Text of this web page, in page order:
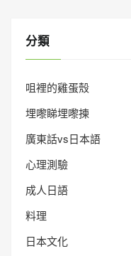
分類
咀裡的雞蛋殼
埋嚟睇埋嚟揀
廣東話vs日本語
心理測驗
成人日語
料理
日本文化